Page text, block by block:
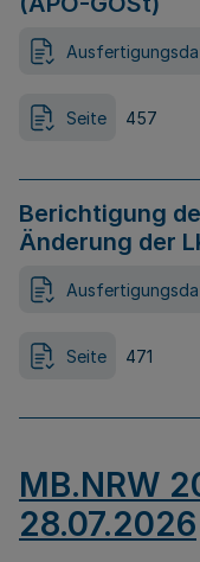
Seite 457
Berichtigung
Änderung der
Seite 471
MB.NRW
28.07.2026